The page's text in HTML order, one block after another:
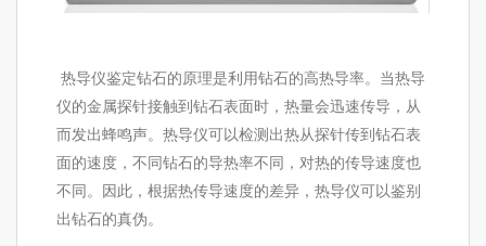
热导仪鉴定钻石的原理是利用钻石的高热导率。当热导
仪的金属探针接触到钻石表面时，热量会迅速传导，从
而发出蜂鸣声。热导仪可以检测出热从探针传到钻石表
面的速度，不同钻石的导热率不同，对热的传导速度也
不同。因此，根据热传导速度的差异，热导仪可以鉴别
出钻石的真伪。